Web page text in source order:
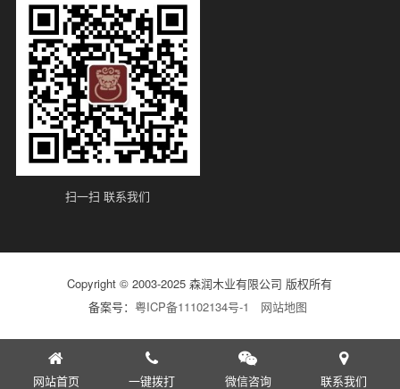
扫一扫 联系我们
Copyright © 2003-2025 森润木业有限公司 版权所有
备案号：粤ICP备11102134号-1 网站地图
网站首页 一键拨打 微信咨询 联系我们